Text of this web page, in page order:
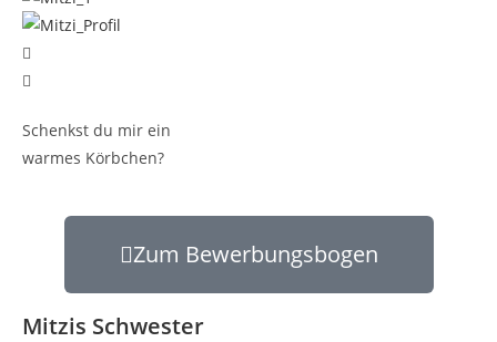
Schenkst du mir ein
warmes Körbchen?
Zum Bewerbungsbogen
Mitzis Schwester